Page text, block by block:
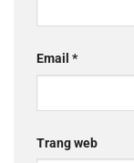
Email *
Trang web